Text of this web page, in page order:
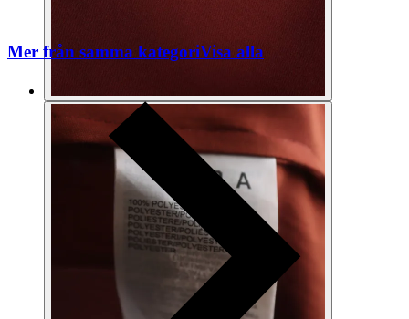
Mer från samma kategoriVisa alla